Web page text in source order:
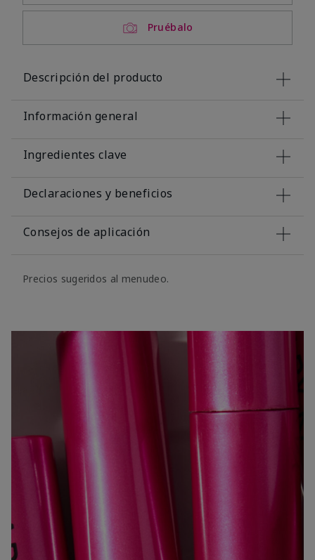
Pruébalo
Descripción del producto
Información general
Ingredientes clave
Declaraciones y beneficios
Consejos de aplicación
Precios sugeridos al menudeo.